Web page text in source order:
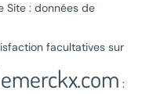
Site : données de
facultatives sur
: